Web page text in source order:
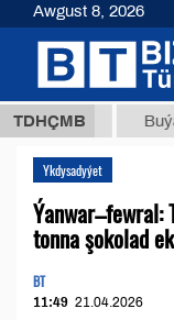
TDHÇMB
ТМТ Buýan
Ykdysadyýet
Ýanwar–fewral:
tonna şokolad
BT
11:49 21.04.2026
Awgust 8, 2026